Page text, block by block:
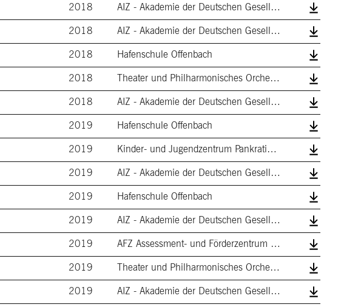
2018
AIZ - Akademie der Deutschen Gesellschaf…
2018
AIZ - Akademie der Deutschen Gesellschaf…
2018
Hafenschule Offenbach
2018
Theater und Philharmonisches Orchester
2018
AIZ - Akademie der Deutschen Gesellschaf…
2019
Hafenschule Offenbach
2019
Kinder- und Jugendzentrum Pankratiusstra…
2019
AIZ - Akademie der Deutschen Gesellschaf…
2019
Hafenschule Offenbach
2019
AIZ - Akademie der Deutschen Gesellschaf…
2019
AFZ Assessment- und Förderzentrum Neuwie…
2019
Theater und Philharmonisches Orchester
2019 AIZ - Akademie der Deutschen Gesellschaf…